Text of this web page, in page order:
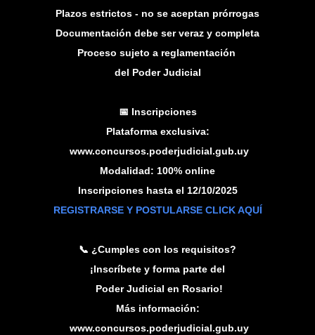
Plazos estrictos - no se aceptan prórrogas
Documentación debe ser veraz y completa
Proceso sujeto a reglamentación
del Poder Judicial
📅 Inscripciones
Plataforma exclusiva:
www.concursos.poderjudicial.gub.uy
Modalidad: 100% online
Inscripciones hasta el 12/10/2025
REGISTRARSE Y POSTULARSE CLICK AQUÍ
📞 ¿Cumples con los requisitos?
¡Inscríbete y forma parte del
Poder Judicial en Rosario!
Más información:
www.concursos.poderjudicial.gub.uy